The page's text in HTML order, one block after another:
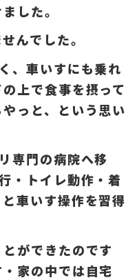
した。
んでした。
、車いすにも乗れ
上で食事を摂って
っと、という思い
専門の病院へ移
・トイレ動作・着
車いす操作を習得
ができたのです
家の中では自宅